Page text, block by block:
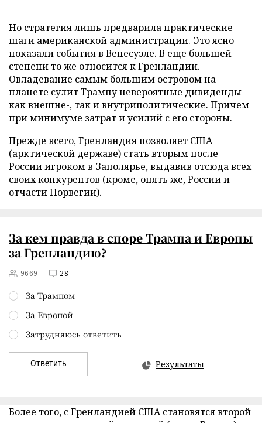
Но стратегия лишь предварила практические
шаги американской администрации. Это ясно
показали события в Венесуэле. В еще большей
степени то же относится к Гренландии.
Овладевание самым большим островом на
планете сулит Трампу невероятные дивиденды –
как внешне-, так и внутриполитические. Причем
при минимуме затрат и усилий с его стороны.
Прежде всего, Гренландия позволяет США
(арктической державе) стать вторым после
России игроком в Заполярье, выдавив отсюда всех
своих конкурентов (кроме, опять же, России и
отчасти Норвегии).
За кем правда в споре Трампа и Европы
за Гренландию?
9669 28
За Трампом
За Европой
Затрудняюсь ответить
Ответить Результаты
Более того, с Гренландией США становятся второй